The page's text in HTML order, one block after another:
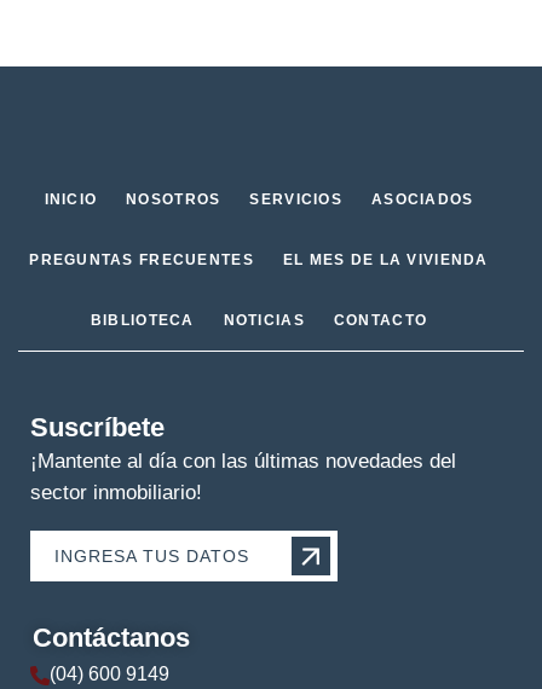
INICIO NOSOTROS SERVICIOS ASOCIADOS
PREGUNTAS FRECUENTES EL MES DE LA VIVIENDA
BIBLIOTECA NOTICIAS CONTACTO
Suscríbete
¡Mantente al día con las últimas novedades del
sector inmobiliario!
INGRESA TUS DATOS
Contáctanos
(04) 600 9149